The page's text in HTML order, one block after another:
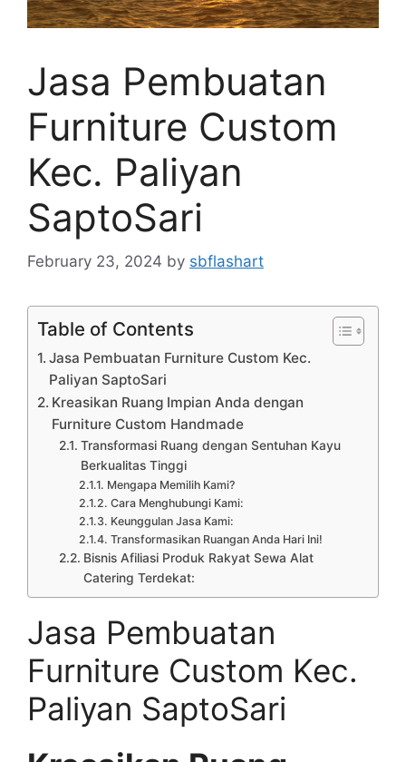
Jasa Pembuatan
Furniture Custom
Kec. Paliyan
SaptoSari
February 23, 2024 by sbflashart
Table of Contents
Jasa Pembuatan Furniture Custom Kec.
Paliyan SaptoSari
Kreasikan Ruang Impian Anda dengan
Furniture Custom Handmade
Transformasi Ruang dengan Sentuhan Kayu
Berkualitas Tinggi
Mengapa Memilih Kami?
Cara Menghubungi Kami:
Keunggulan Jasa Kami:
Transformasikan Ruangan Anda Hari Ini!
Bisnis Afiliasi Produk Rakyat Sewa Alat
Catering Terdekat:
Jasa Pembuatan
Furniture Custom Kec.
Paliyan SaptoSari